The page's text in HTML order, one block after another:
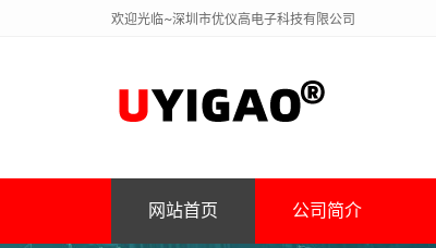
欢迎光临~深圳市优仪高电子科技有限公司
网站首页 公司简介